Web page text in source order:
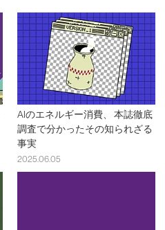
AIのエネルギー消費、 本誌徹底
調査で分かったその知られざる
事実
2025.06.05